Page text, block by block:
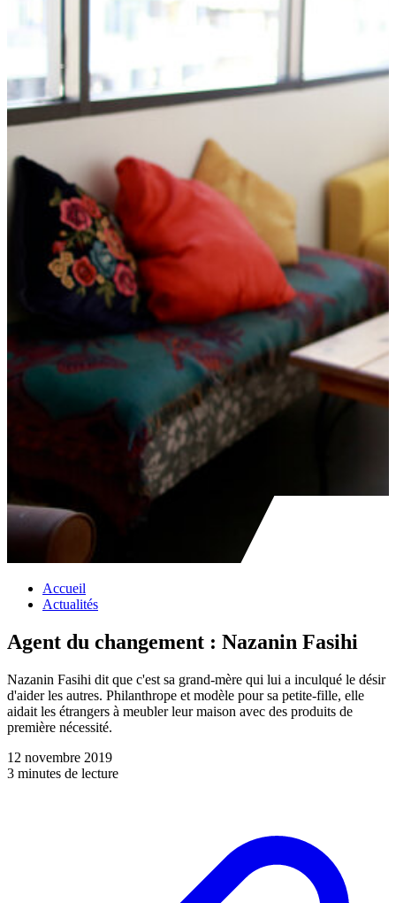
Accueil
Actualités
Agent du changement : Nazanin Fasihi
Nazanin Fasihi dit que c'est sa grand-mère qui lui a inculqué le désir
d'aider les autres. Philanthrope et modèle pour sa petite-fille, elle
aidait les étrangers à meubler leur maison avec des produits de
première nécessité.
12 novembre 2019
3 minutes de lecture